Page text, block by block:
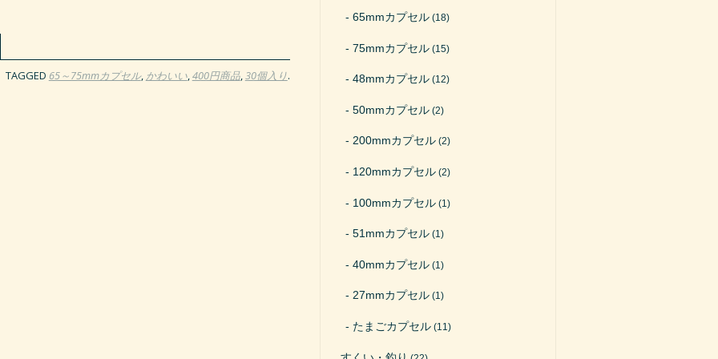
TAGGED 65～75mmカプセル, かわいい,400円商品,30個入り.
65mmカプセル (18)
75mmカプセル (15)
48mmカプセル (12)
50mmカプセル (2)
200mmカプセル (2)
120mmカプセル (2)
100mmカプセル (1)
51mmカプセル (1)
40mmカプセル (1)
27mmカプセル (1)
たまごカプセル (11)